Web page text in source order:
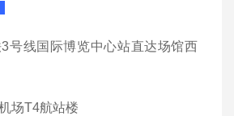
线国际博览中心站直达场馆西
T4航站楼